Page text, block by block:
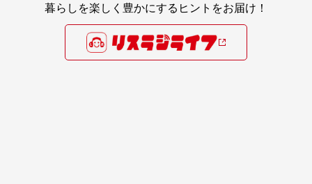
暮らしを楽しく豊かにするヒントをお届け！